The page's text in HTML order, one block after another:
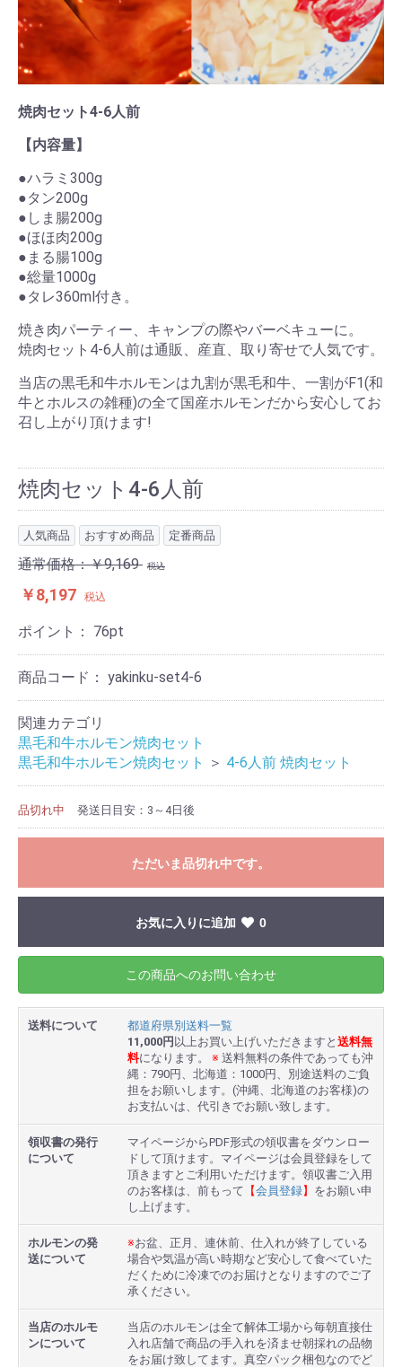
焼肉セット4-6人前
【内容量】
●ハラミ300g
●タン200g
●しま腸200g
●ほほ肉200g
●まる腸100g
●総量1000g
●タレ360ml付き。
焼き肉パーティー、キャンプの際やバーベキューに。
焼肉セット4-6人前は通販、産直、取り寄せで人気です。
当店の黒毛和牛ホルモンは九割が黒毛和牛、一割がF1(和
牛とホルスの雑種)の全て国産ホルモンだから安心してお
召し上がり頂けます!
焼肉セット4-6人前
人気商品 おすすめ商品 定番商品
通常価格：￥9,169 税込
￥8,197 税込
ポイント： 76pt
商品コード： yakinku-set4-6
関連カテゴリ
黒毛和牛ホルモン焼肉セット
黒毛和牛ホルモン焼肉セット
＞ 4-6人前 焼肉セット
品切れ中 発送日目安：3～4日後
ただいま品切れ中です。
お気に入りに追加 0
この商品へのお問い合わせ
送料について
都道府県別送料一覧
11,000円 以上お買い上げいただきますと 送料無
料になります。 ※ 送料無料の条件であっても沖
縄：790円、北海道：1000円、別途送料のご負
担をお願いします。(沖縄、北海道のお客様)の
お支払いは、代引きでお願い致します。
領収書の発行
について
マイページからPDF形式の領収書をダウンロー
ドして頂けます。マイページは会員登録をして
頂きますとご利用いただけます。領収書ご入用
のお客様は、前もって 【会員登録】 をお願い申
し上げます。
ホルモンの発
送について
※お盆、正月、連休前、仕入れが終了している
場合や気温が高い時期など安心して食べていた
だくために冷凍でのお届けとなりますのでご了
承ください。
当店のホルモ
ンについて
当店のホルモンは全て解体工場から毎朝直接仕
入れ店舗で商品の手入れを済ませ朝採れの品物
をお届け致してます。真空パック梱包なのでど